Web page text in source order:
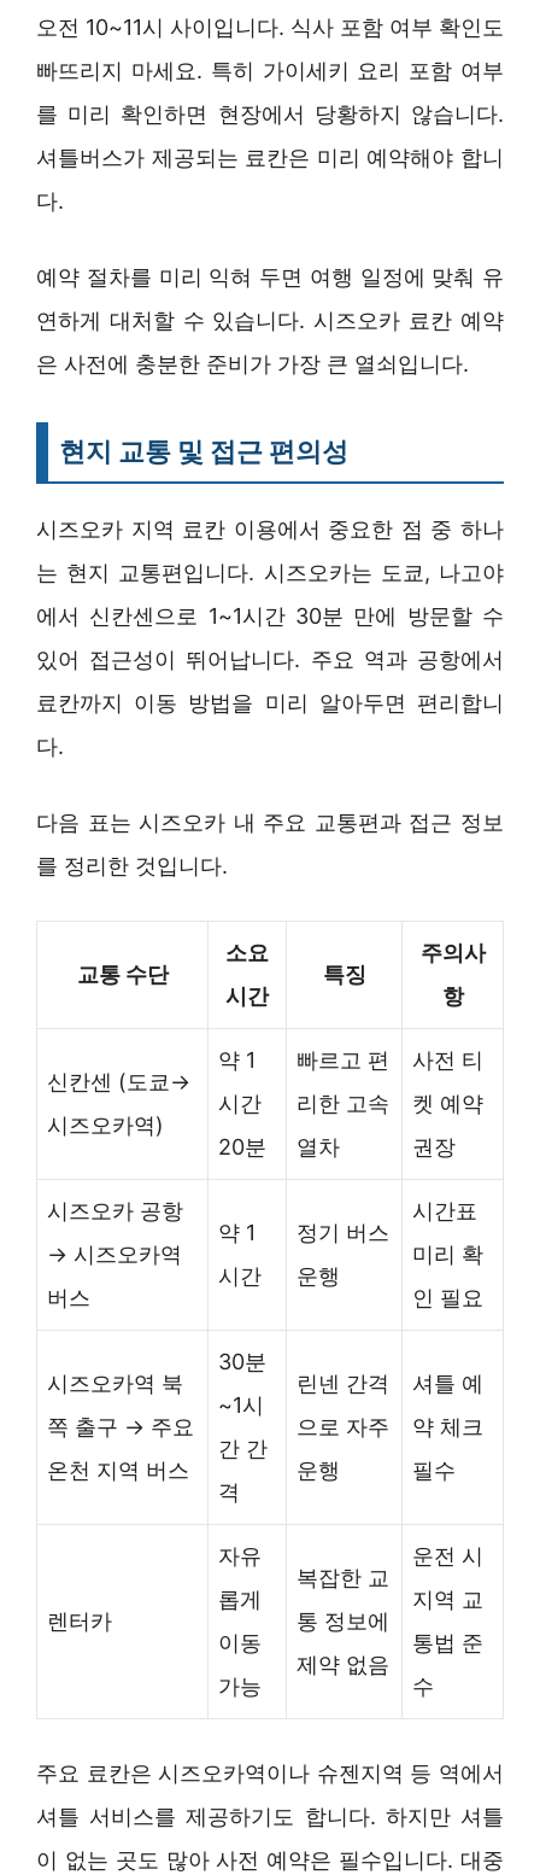
오전 10~11시 사이입니다. 식사 포함 여부 확인도
빠뜨리지 마세요. 특히 가이세키 요리 포함 여부
를 미리 확인하면 현장에서 당황하지 않습니다.
셔틀버스가 제공되는 료칸은 미리 예약해야 합니
다.
예약 절차를 미리 익혀 두면 여행 일정에 맞춰 유
연하게 대처할 수 있습니다. 시즈오카 료칸 예약
은 사전에 충분한 준비가 가장 큰 열쇠입니다.
현지 교통 및 접근 편의성
시즈오카 지역 료칸 이용에서 중요한 점 중 하나
는 현지 교통편입니다. 시즈오카는 도쿄, 나고야
에서 신칸센으로 1~1시간 30분 만에 방문할 수
있어 접근성이 뛰어납니다. 주요 역과 공항에서
료칸까지 이동 방법을 미리 알아두면 편리합니
다.
다음 표는 시즈오카 내 주요 교통편과 접근 정보
를 정리한 것입니다.
교통 수단
소요
시간
특징
주의사
항
신칸센 (도쿄→
시즈오카역)
약 1
시간
20분
빠르고 편
리한 고속
열차
사전 티
켓 예약
권장
시즈오카 공항
→ 시즈오카역
버스
약 1
시간
정기 버스
운행
시간표
미리 확
인 필요
시즈오카역 북
쪽 출구 → 주요
온천 지역 버스
30분
~1시
간 간
격
린넨 간격
으로 자주
운행
셔틀 예
약 체크
필수
렌터카
자유
롭게
이동
가능
복잡한 교
통 정보에
제약 없음
운전 시
지역 교
통법 준
수
주요 료칸은 시즈오카역이나 슈젠지역 등 역에서
셔틀 서비스를 제공하기도 합니다. 하지만 셔틀
이 없는 곳도 많아 사전 예약은 필수입니다. 대중